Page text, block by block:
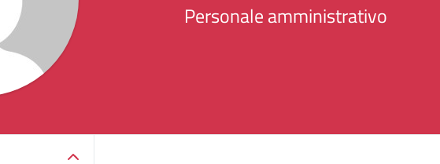
Personale amministrativo